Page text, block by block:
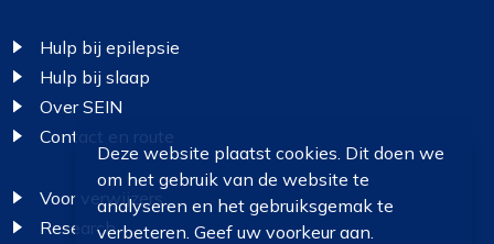
Deze website plaatst cookies. Dit doen we
om het gebruik van de website te
analyseren en het gebruiksgemak te
verbeteren. Geef uw voorkeur aan.
Hulp bij epilepsie
Hulp bij slaap
Over SEIN
Contact en route
Voor verwijzers
Research